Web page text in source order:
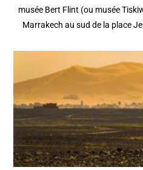
musée Bert Flint (ou musée
Marrakech au sud de la place